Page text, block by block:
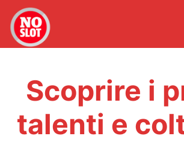
Scoprire i
talenti e